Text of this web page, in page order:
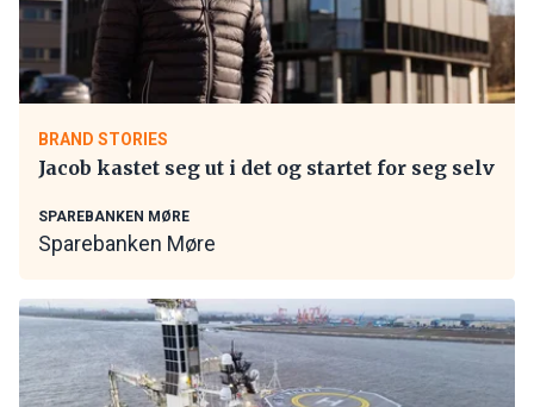
BRAND STORIES
Jacob kastet seg ut i det og startet for seg selv
SPAREBANKEN MØRE
Sparebanken Møre